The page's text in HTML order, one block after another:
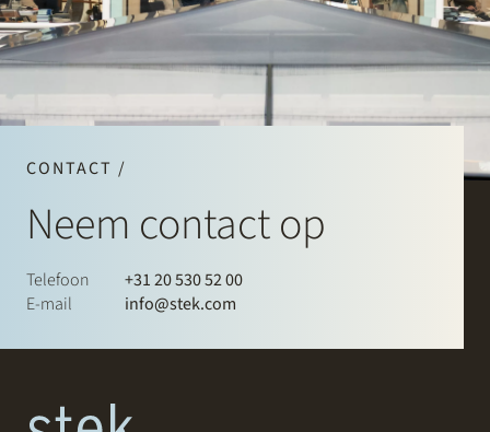
CONTACT /
Neem contact op
Telefoon
+31 20 530 52 00
E-mail
info@stek.com